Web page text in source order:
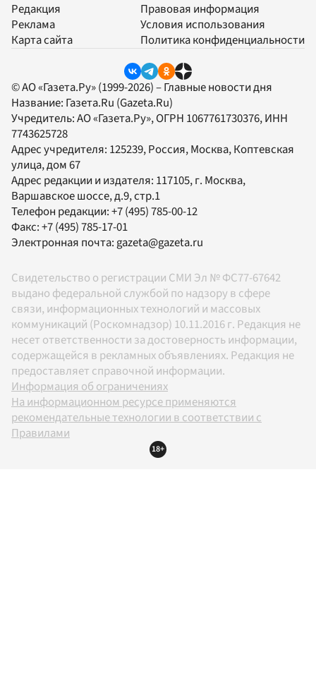
Редакция
Реклама
Карта сайта
Правовая информация
Условия использования
Политика конфиденциальности
© АО «Газета.Ру» (1999-2026) – Главные новости дня
Название: Газета.Ru (Gazeta.Ru)
Учредитель:АО «Газета.Ру», ОГРН 1067761730376, ИНН
7743625728
Адрес учредителя: 125239, Россия, Москва, Коптевская
улица, дом 67
Адрес редакции и издателя: 117105, г. Москва,
Варшавское шоссе, д.9, стр.1
Телефон редакции:+7 (495) 785-00-12
Факс:+7 (495) 785-17-01
Электронная почта: gazeta@gazeta.ru
Свидетельство о регистрации СМИ Эл № ФС77-67642
выдано федеральной службой по надзору в сфере
связи, информационных технологий и массовых
коммуникаций (Роскомнадзор) 10.11.2016 г. Редакция не
несет ответственности за достоверность информации,
содержащейся в рекламных объявлениях. Редакция не
предоставляет справочной информации.
Информация об ограничениях
На информационном ресурсе применяются
рекомендательные технологии в соответствии с
Правилами
18+